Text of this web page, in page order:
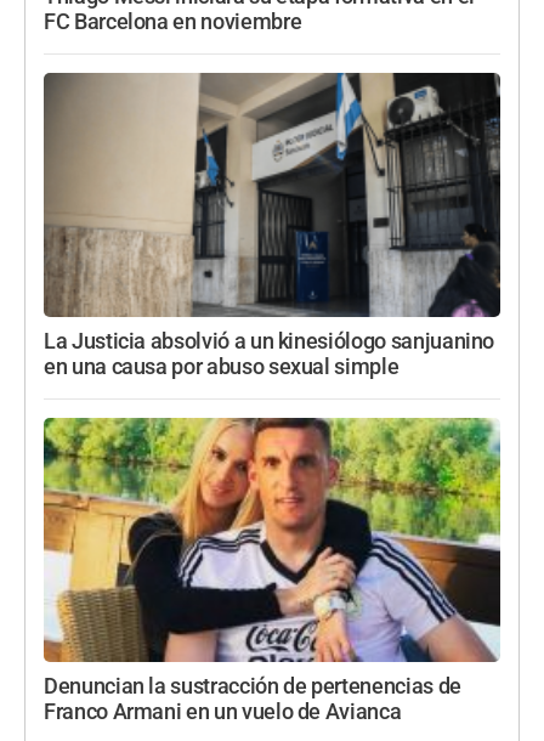
FC Barcelona en noviembre
La Justicia absolvió a un kinesiólogo sanjuanino
en una causa por abuso sexual simple
Denuncian la sustracción de pertenencias de
Franco Armani en un vuelo de Avianca